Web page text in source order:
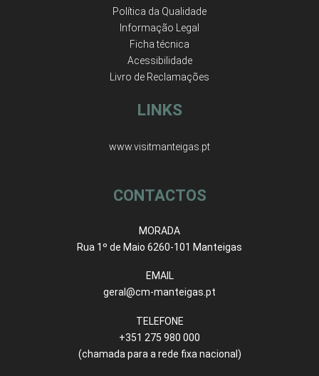
Política da Qualidade
Informação Legal
Ficha técnica
Acessibilidade
Livro de Reclamações
LINKS
www.visitmanteigas.pt
CONTACTOS
MORADA
Rua 1º de Maio 6260-101 Manteigas
EMAIL
geral@cm-manteigas.pt
TELEFONE
+351 275 980 000
(chamada para a rede fixa nacional)